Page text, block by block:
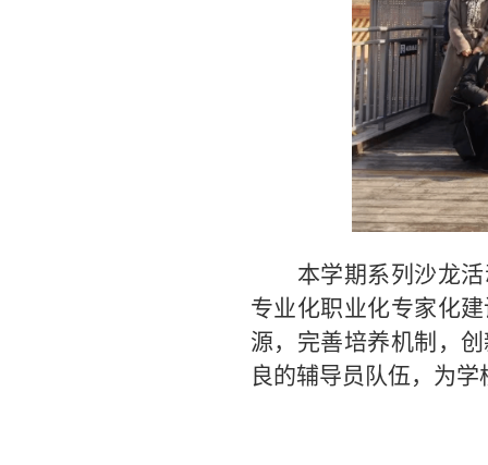
本学期 系列沙龙
专业化职业化专家化
源，完善培养机制，
良的辅导员队伍，为